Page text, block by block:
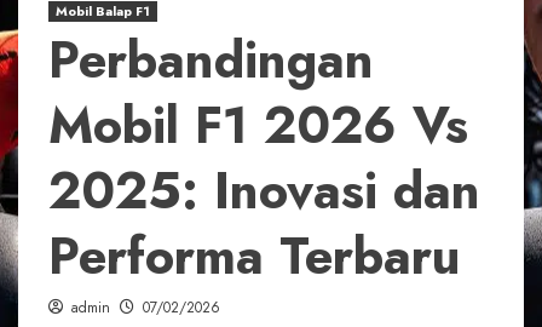
Mobil Balap F1
Perbandingan
Mobil F1 2026 Vs
2025: Inovasi dan
Performa Terbaru
admin 07/02/2026